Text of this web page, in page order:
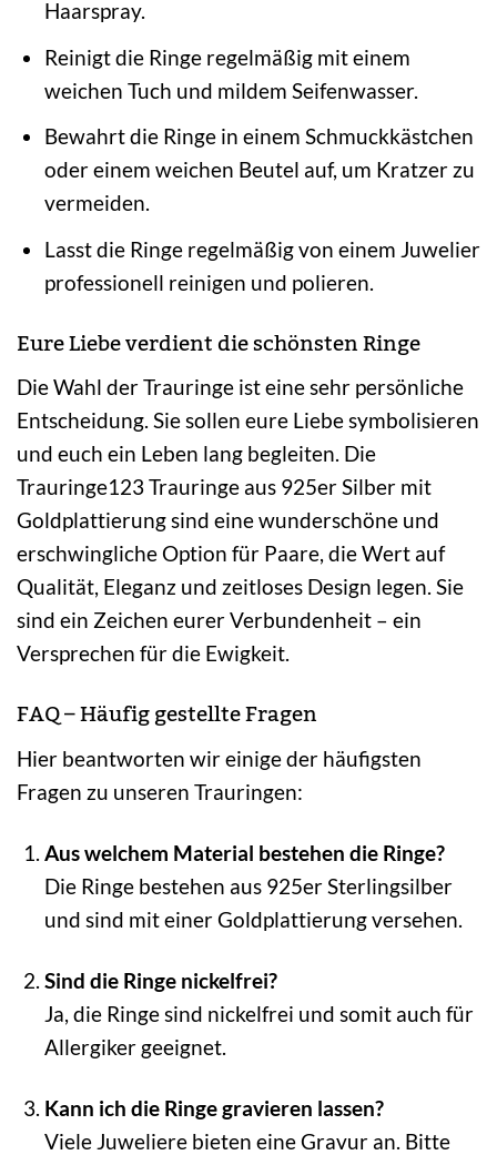
Haarspray.
Reinigt die Ringe regelmäßig mit einem
weichen Tuch und mildem Seifenwasser.
Bewahrt die Ringe in einem Schmuckkästchen
oder einem weichen Beutel auf, um Kratzer zu
vermeiden.
Lasst die Ringe regelmäßig von einem Juwelier
professionell reinigen und polieren.
Eure Liebe verdient die schönsten Ringe
Die Wahl der Trauringe ist eine sehr persönliche
Entscheidung. Sie sollen eure Liebe symbolisieren
und euch ein Leben lang begleiten. Die
Trauringe123 Trauringe aus 925er Silber mit
Goldplattierung sind eine wunderschöne und
erschwingliche Option für Paare, die Wert auf
Qualität, Eleganz und zeitloses Design legen. Sie
sind ein Zeichen eurer Verbundenheit – ein
Versprechen für die Ewigkeit.
FAQ – Häufig gestellte Fragen
Hier beantworten wir einige der häufigsten
Fragen zu unseren Trauringen:
Aus welchem Material bestehen die Ringe?
Die Ringe bestehen aus 925er Sterlingsilber
und sind mit einer Goldplattierung versehen.
Sind die Ringe nickelfrei?
Ja, die Ringe sind nickelfrei und somit auch für
Allergiker geeignet.
Kann ich die Ringe gravieren lassen?
Viele Juweliere bieten eine Gravur an. Bitte